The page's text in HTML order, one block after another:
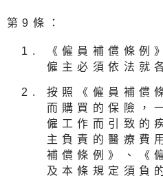
第9條：
《僱員補償條例
僱主必須依法就
按照《僱員補償
而購買的保險，
僱工作而引致的
主負責的醫療費
補償條例》、《
及本條規定須負